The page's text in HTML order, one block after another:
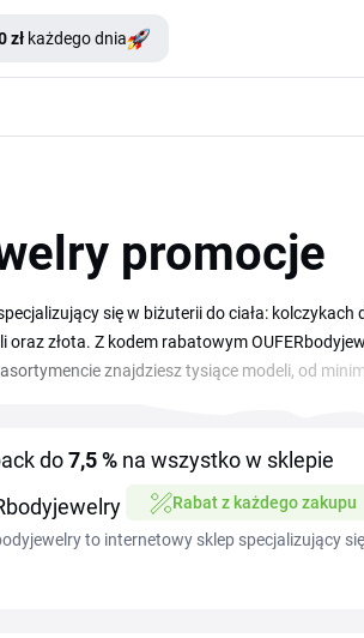
zł każdego dnia
promocje
się w biżuterii do ciała:
złota. Z kodem rabatowym
znajdziesz tysiące modeli, od
do7,5 % na wszystko w sklepie
Rabat z każdego zakupu
to internetowy sklep specjalizujący